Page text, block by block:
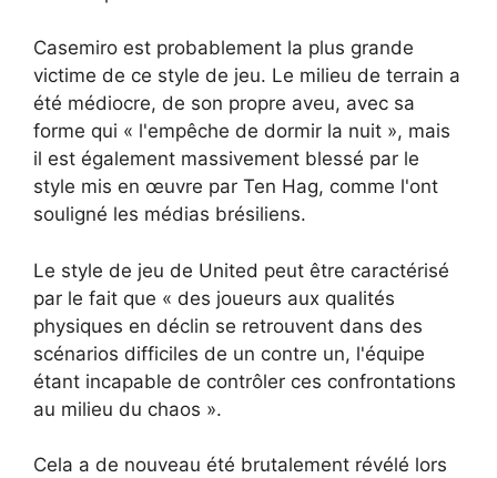
Casemiro est probablement la plus grande
victime de ce style de jeu. Le milieu de terrain a
été médiocre, de son propre aveu, avec sa
forme qui « l'empêche de dormir la nuit », mais
il est également massivement blessé par le
style mis en œuvre par Ten Hag, comme l'ont
souligné les médias brésiliens.
Le style de jeu de United peut être caractérisé
par le fait que « des joueurs aux qualités
physiques en déclin se retrouvent dans des
scénarios difficiles de un contre un, l'équipe
étant incapable de contrôler ces confrontations
au milieu du chaos ».
Cela a de nouveau été brutalement révélé lors